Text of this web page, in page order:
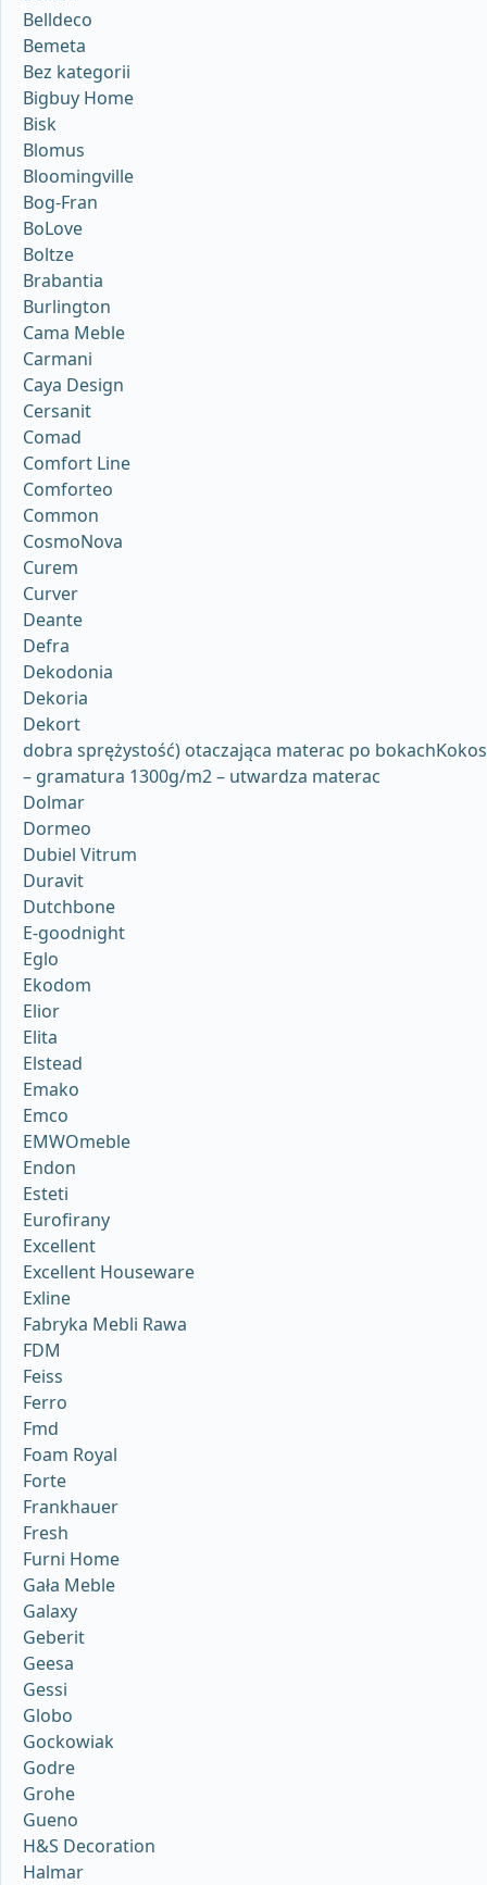
Belldeco
Bemeta
Bez kategorii
Bigbuy Home
Bisk
Blomus
Bloomingville
Bog-Fran
BoLove
Boltze
Brabantia
Burlington
Cama Meble
Carmani
Caya Design
Cersanit
Comad
Comfort Line
Comforteo
Common
CosmoNova
Curem
Curver
Deante
Defra
Dekodonia
Dekoria
Dekort
dobra sprężystość) otaczająca materac po bokachKokos
– gramatura 1300g/m2 – utwardza materac
Dolmar
Dormeo
Dubiel Vitrum
Duravit
Dutchbone
E-goodnight
Eglo
Ekodom
Elior
Elita
Elstead
Emako
Emco
EMWOmeble
Endon
Esteti
Eurofirany
Excellent
Excellent Houseware
Exline
Fabryka Mebli Rawa
FDM
Feiss
Ferro
Fmd
Foam Royal
Forte
Frankhauer
Fresh
Furni Home
Gała Meble
Galaxy
Geberit
Geesa
Gessi
Globo
Gockowiak
Godre
Grohe
Gueno
H&S Decoration
Halmar